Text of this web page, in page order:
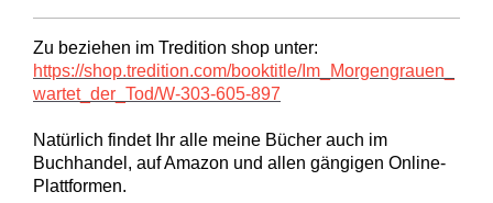
Zu beziehen im Tredition shop unter:
https://shop.tredition.com/booktitle/Im_Morgengrauen_
wartet_der_Tod/W-303-605-897
Natürlich findet Ihr alle meine Bücher auch im
Buchhandel, auf Amazon und allen gängigen Online-
Plattformen.